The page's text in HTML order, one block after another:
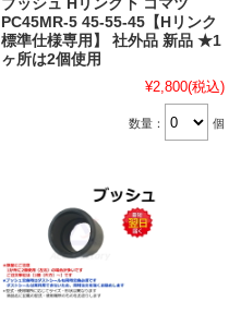
ブッシュ Hリンク下 コマツ
PC45MR-5 45-55-45【Hリンク
標準仕様専用】 社外品 新品 ★1
ヶ所は2個使用
¥2,800(税込)
数量： 個